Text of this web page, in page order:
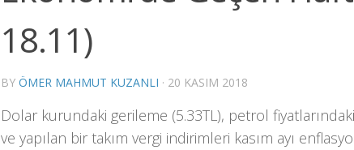
18.11)
BY ÖMER MAHMUT KUZANLI · 20 KASIM 2018
Dolar kurundaki gerileme (5.33TL), petrol
ve yapılan bir takım vergi indirimleri kasım ayı